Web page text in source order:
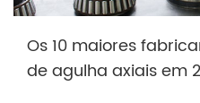
Os 10 maiores
de agulha axiais em